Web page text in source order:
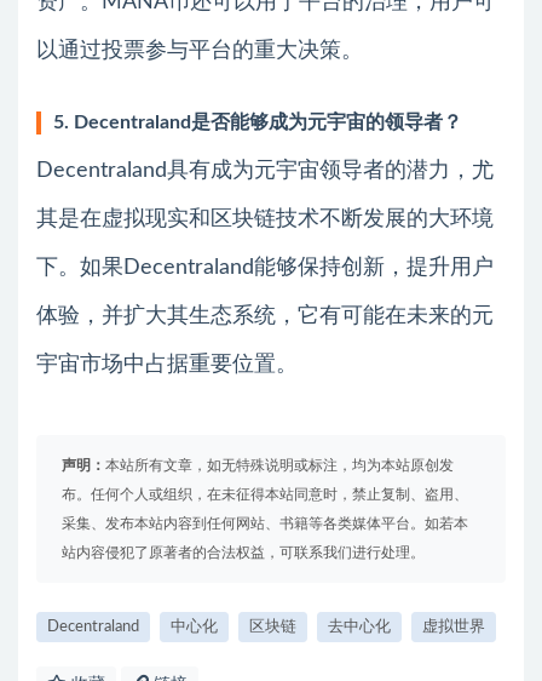
以通过投票参与平台的重大决策。
5. Decentraland是否能够成为元宇宙的领导者？
Decentraland具有成为元宇宙领导者的潜力，尤
其是在虚拟现实和区块链技术不断发展的大环境
下。如果Decentraland能够保持创新，提升用户
体验，并扩大其生态系统，它有可能在未来的元
宇宙市场中占据重要位置。
声明： 本站所有文章，如无特殊说明或标注，均为本站原创发
布。任何个人或组织，在未征得本站同意时，禁止复制、盗用、
采集、发布本站内容到任何网站、书籍等各类媒体平台。如若本
站内容侵犯了原著者的合法权益，可联系我们进行处理。
Decentraland 中心化 区块链 去中心化 虚拟世界